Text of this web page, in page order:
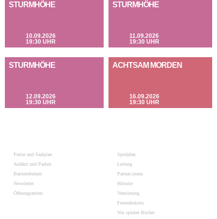
STURMHÖHE
10.09.2026
19:30 UHR
STURMHÖHE
11.09.2026
19:30 UHR
STURMHÖHE
12.09.2026
19:30 UHR
ACHTSAM MORDEN
16.09.2026
19:30 UHR
Preise und Saalplan
Anfahrt und Parken
Barrierefreiheit
Newsletter
Öffnungszeiten
Spielplan
Leitung
Partner:innen
Historie
Vermietung
Freundeskreis
Wir spielen Bücher